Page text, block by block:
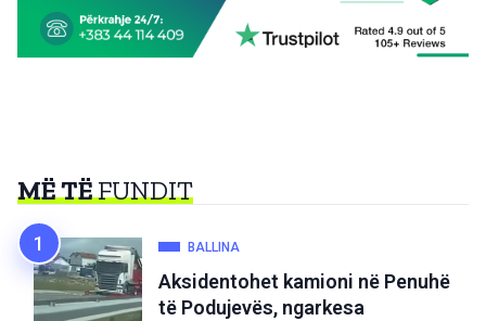
MË TËFUNDIT
BALLINA
Aksidentohet kamioni në Penuhë
të Podujevës, ngarkesa